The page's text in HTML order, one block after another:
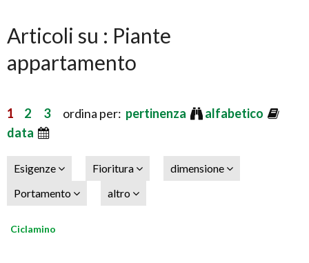
Articoli su : Piante
appartamento
1 2 3ordina per: pertinenza
alfabetico
data
Esigenze Fioritura
dimensione
Portamento
altro
Ciclamino